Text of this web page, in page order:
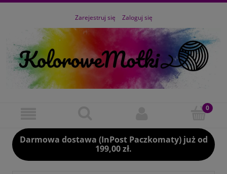
Zarejestruj się Zaloguj się
Darmowa dostawa (InPost Paczkomaty) już od
199,00 zł.